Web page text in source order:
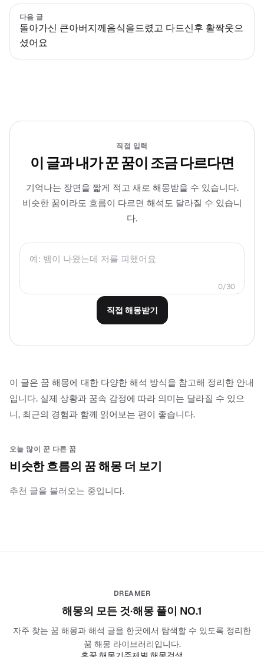
다음 글
돌아가신 큰아버지께음식을드렸고 다드신후 활짝웃으
셨어요
직접 입력
이 글과 내가 꾼 꿈이 조금 다르다면
기억나는 장면을 짧게 적고 새로 해몽받을 수 있습니다.
비슷한 꿈이라도 흐름이 다르면 해석도 달라질 수 있습니
다.
0/30
직접 해몽받기
이 글은 꿈 해몽에 대한 다양한 해석 방식을 참고해 정리한 안내
입니다. 실제 상황과 꿈속 감정에 따라 의미는 달라질 수 있으
니, 최근의 경험과 함께 읽어보는 편이 좋습니다.
오늘 많이 꾼 다른 꿈
비슷한 흐름의 꿈 해몽 더 보기
추천 글을 불러오는 중입니다.
DREAMER
해몽의 모든 것·해몽 풀이 NO.1
자주 찾는 꿈 해몽과 해석 글을 한곳에서 탐색할 수 있도록 정리한
꿈 해몽 라이브러리입니다.